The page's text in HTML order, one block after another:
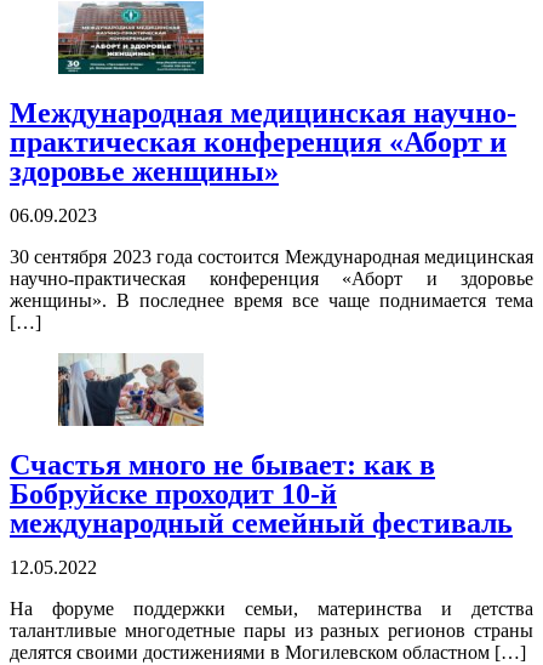
Международная медицинская научно-
практическая конференция «Аборт и
здоровье женщины»
06.09.2023
30 сентября 2023 года состоится Международная медицинская
научно-практическая конференция «Аборт и здоровье
женщины». В последнее время все чаще поднимается тема
[…]
Счастья много не бывает: как в
Бобруйске проходит 10-й
международный семейный фестиваль
12.05.2022
На форуме поддержки семьи, материнства и детства
талантливые многодетные пары из разных регионов страны
делятся своими достижениями в Могилевском областном […]